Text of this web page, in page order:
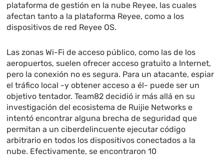
plataforma de gestión en la nube Reyee, las cuales
afectan tanto a la plataforma Reyee, como a los
dispositivos de red Reyee OS.
Las zonas Wi-Fi de acceso público, como las de los
aeropuertos, suelen ofrecer acceso gratuito a Internet,
pero la conexión no es segura. Para un atacante, espiar
el tráfico local -y obtener acceso a él- puede ser un
objetivo tentador. Team82 decidió ir más allá en su
investigación del ecosistema de Ruijie Networks e
intentó encontrar alguna brecha de seguridad que
permitan a un ciberdelincuente ejecutar código
arbitrario en todos los dispositivos conectados a la
nube. Efectivamente, se encontraron 10